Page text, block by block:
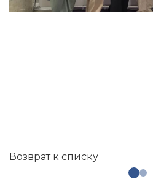
Возврат к списку